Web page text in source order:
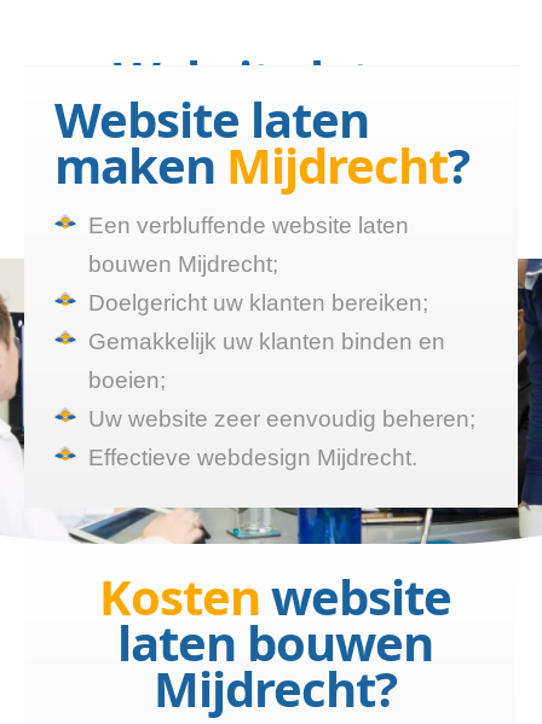
Website laten
bouwen Mijdrecht?
Wij maken een website die
functioneert
Website laten
maken Mijdrecht?
Een verbluffende website laten
bouwen Mijdrecht;
Doelgericht uw klanten bereiken;
Gemakkelijk uw klanten binden en
boeien;
Uw website zeer eenvoudig beheren;
Effectieve webdesign Mijdrecht.
Kostenwebsite
laten bouwen
Mijdrecht?